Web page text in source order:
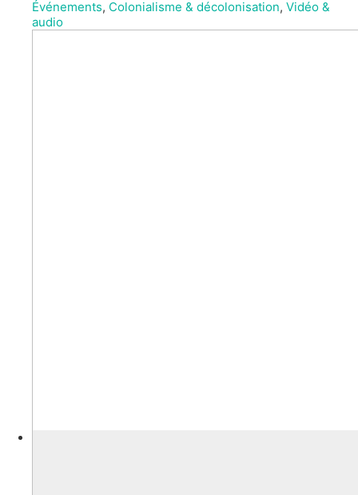
Événements, Colonialisme & décolonisation, Vidéo &
audio